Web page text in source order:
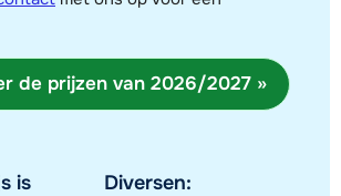
in dit gebied
de prijzen van 2026/2027 »
is
Diversen: